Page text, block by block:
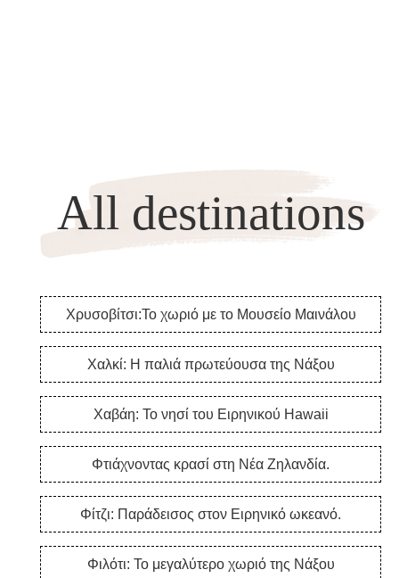
All destinations
Χρυσοβίτσι:Το χωριό με το Μουσείο Μαινάλου
Χαλκί: Η παλιά πρωτεύουσα της Νάξου
Χαβάη: Το νησί του Ειρηνικού Hawaii
Φτιάχνοντας κρασί στη Νέα Ζηλανδία.
Φίτζι: Παράδεισος στον Ειρηνικό ωκεανό.
Φιλότι: Το μεγαλύτερο χωριό της Νάξου